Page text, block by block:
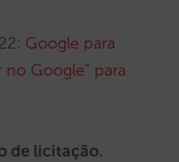
Google para
no Google” para
de licitação.